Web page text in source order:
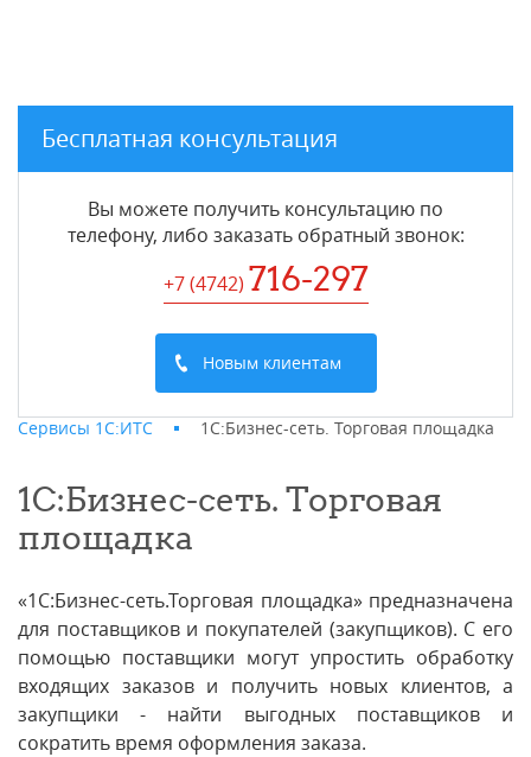
Бесплатная консультация
Вы можете получить консультацию по
телефону, либо заказать обратный звонок:
+7 (4742) 716-297
Новым клиентам
Сервисы 1С:ИТС 1С:Бизнес-сеть. Торговая площадка
1С:Бизнес-сеть. Торговая
площадка
«1С:Бизнес-сеть.Торговая площадка» предназначена
для поставщиков и покупателей (закупщиков). С его
помощью поставщики могут упростить обработку
входящих заказов и получить новых клиентов, а
закупщики - найти выгодных поставщиков и
сократить время оформления заказа.